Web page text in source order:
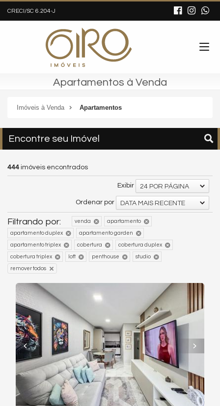
CRECI/SC 6.204-J
Apartamentos à Venda
Imóveis à Venda Apartamentos
Encontre seu Imóvel
444 imóveis encontrados
Exibir 24 POR PÁGINA
Ordenar por DATA MAIS RECENTE
Filtrando por: venda apartamento
apartamento duplex apartamento garden
apartamento triplex cobertura cobertura duplex
cobertura triplex loft penthouse studio
remover todos